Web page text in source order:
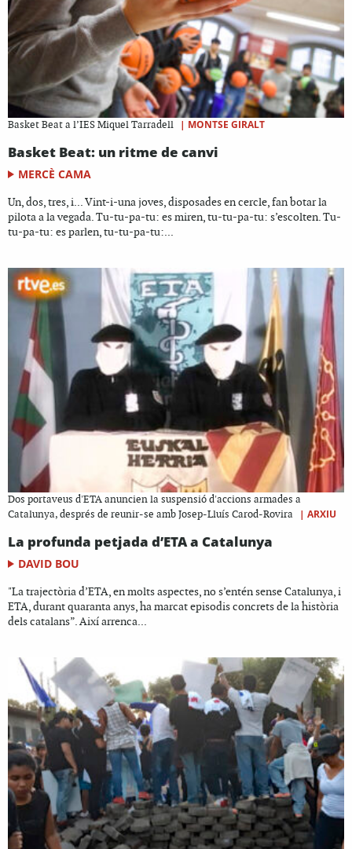
Basket Beat a l’IES Miquel Tarradell | MONTSE GIRALT
Basket Beat: un ritme de canvi
MERCÈ CAMA
Un, dos, tres, i... Vint-i-una joves, disposades en cercle, fan botar la
pilota a la vegada. Tu-tu-pa-tu: es miren, tu-tu-pa-tu: s’escolten. Tu-
tu-pa-tu: es parlen, tu-tu-pa-tu:...
Dos portaveus d'ETA anuncien la suspensió d'accions armades a
Catalunya, després de reunir-se amb Josep-Lluís Carod-Rovira
| ARXIU
La profunda petjada d’ETA a Catalunya
DAVID BOU
"La trajectòria d’ETA, en molts aspectes, no s’entén sense Catalunya, i
ETA, durant quaranta anys, ha marcat episodis concrets de la història
dels catalans”. Així arrenca...